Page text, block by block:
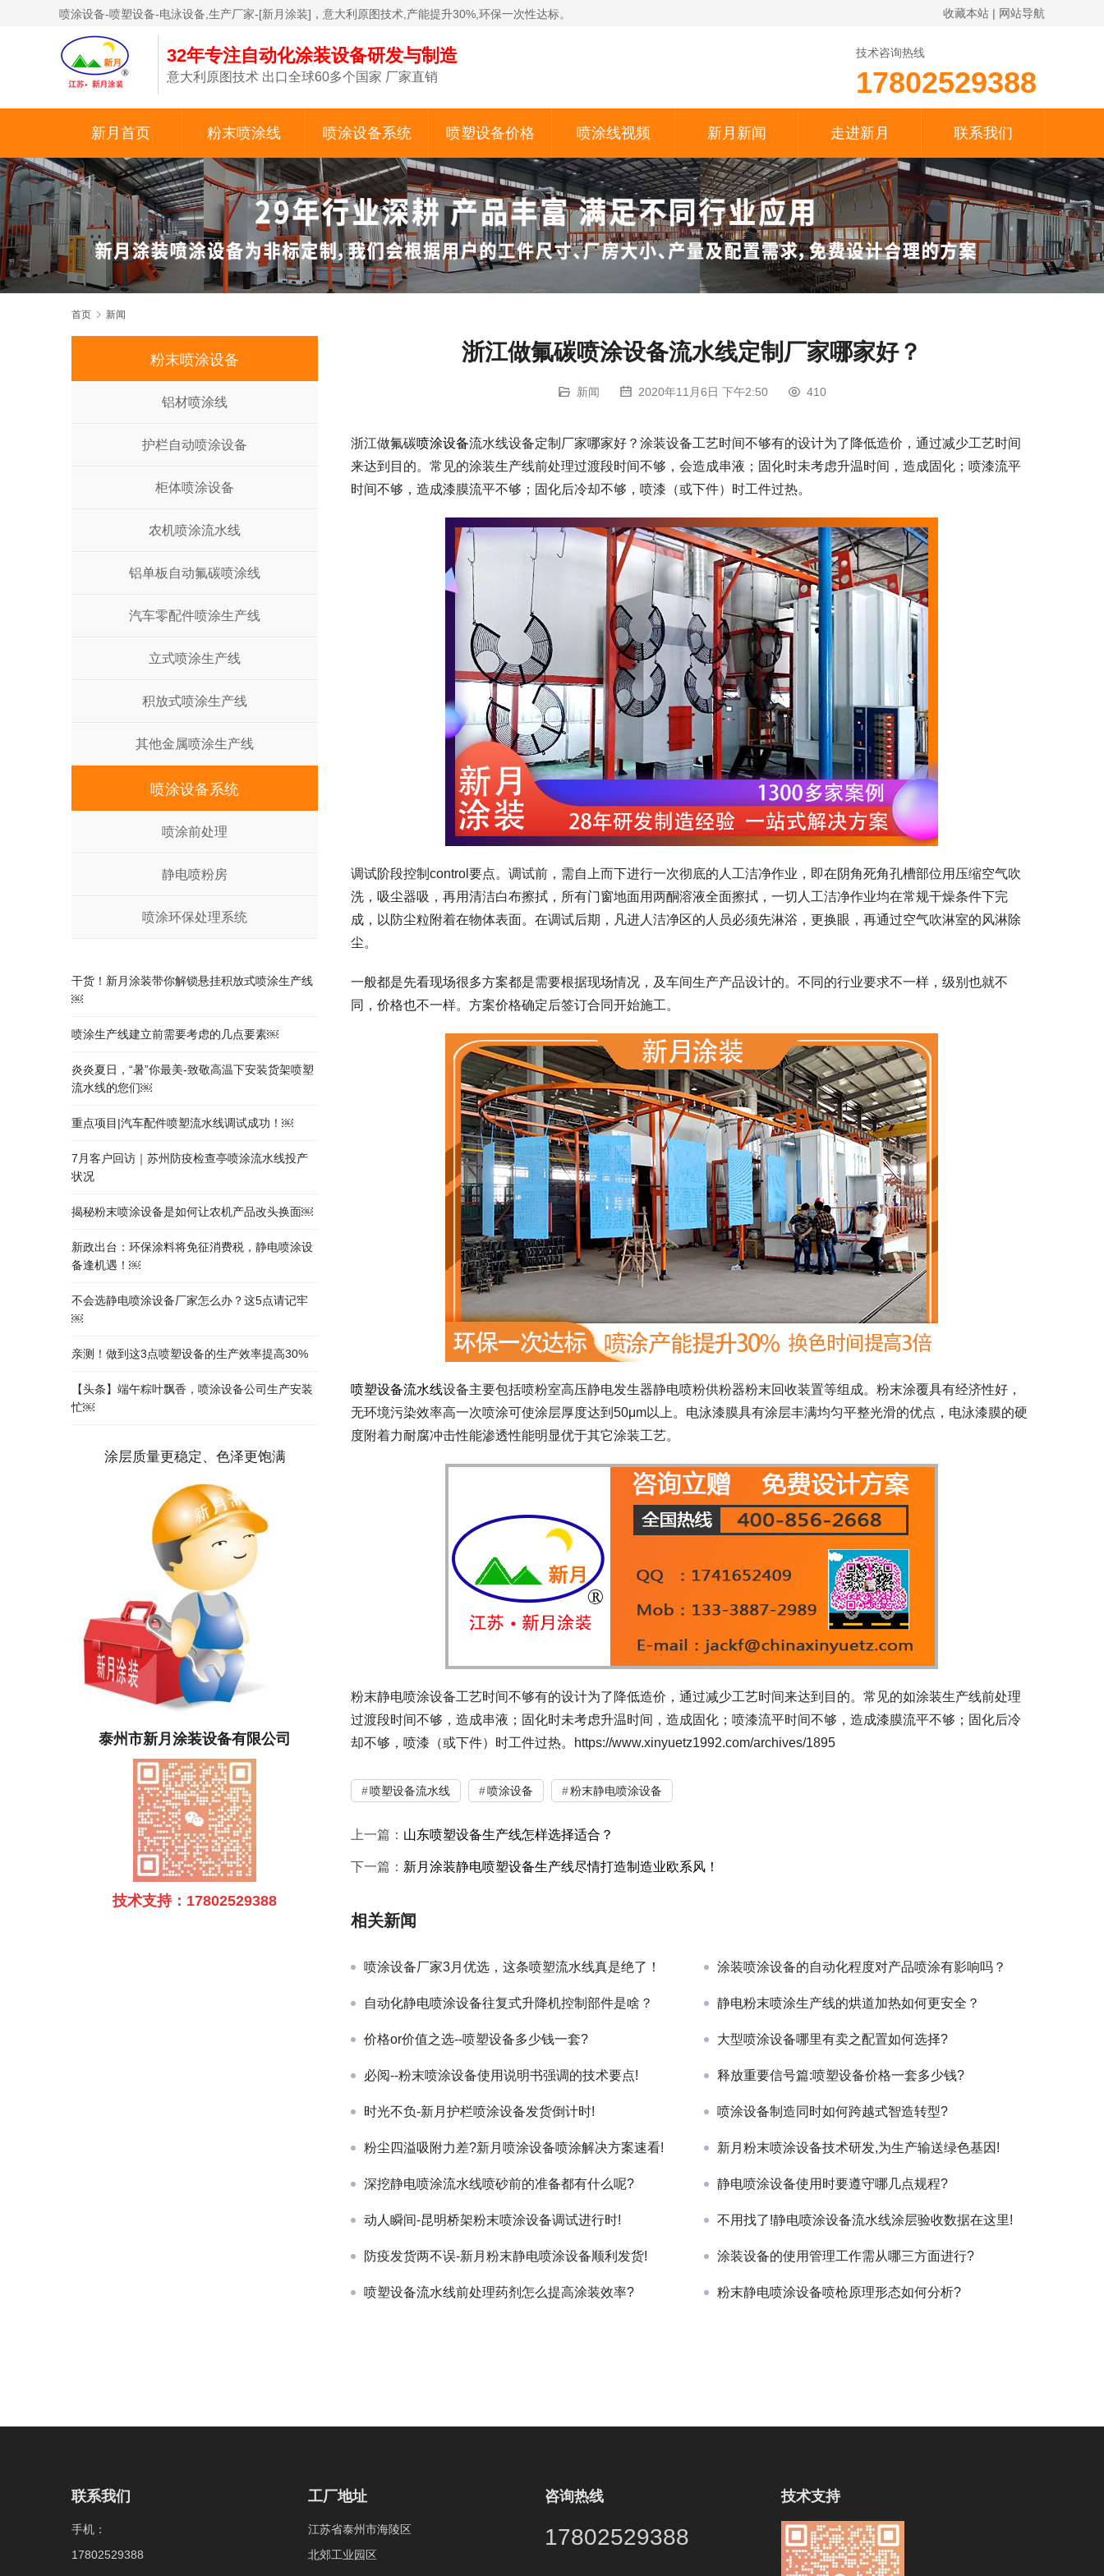
喷涂设备-喷塑设备-电泳设备,生产厂家-[新月涂装]，意大利原图技术,产能提升30%,环保一次性达标。 收藏本站 | 网站导航
32年专注自动化涂装设备研发与制造
意大利原图技术 出口全球60多个国家 厂家直销
技术咨询热线
17802529388
新月首页 粉末喷涂线 喷涂设备系统 喷塑设备价格 喷涂线视频 新月新闻 走进新月 联系我们
首页 新闻
浙江做氟碳喷涂设备流水线定制厂家哪家好？
新闻 2020年11月6日 下午2:50 410
浙江做氟碳喷涂设备流水线设备定制厂家哪家好？涂装设备工艺时间不够有的设计为了降低造价，通过减少工艺时间
来达到目的。常见的涂装生产线前处理过渡段时间不够，会造成串液；固化时未考虑升温时间，造成固化；喷漆流平
时间不够，造成漆膜流平不够；固化后冷却不够，喷漆（或下件）时工件过热。
调试阶段控制control要点。调试前，需自上而下进行一次彻底的人工洁净作业，即在阴角死角孔槽部位用压缩空气吹
洗，吸尘器吸，再用清洁白布擦拭，所有门窗地面用两酮溶液全面擦拭，一切人工洁净作业均在常规干燥条件下完
成，以防尘粒附着在物体表面。在调试后期，凡进人洁净区的人员必须先淋浴，更换眼，再通过空气吹淋室的风淋除
尘。
一般都是先看现场很多方案都是需要根据现场情况，及车间生产产品设计的。不同的行业要求不一样，级别也就不
同，价格也不一样。方案价格确定后签订合同开始施工。
喷塑设备流水线设备主要包括喷粉室高压静电发生器静电喷粉供粉器粉末回收装置等组成。粉末涂覆具有经济性好，
无环境污染效率高一次喷涂可使涂层厚度达到50μm以上。电泳漆膜具有涂层丰满均匀平整光滑的优点，电泳漆膜的硬
度附着力耐腐冲击性能渗透性能明显优于其它涂装工艺。
粉末静电喷涂设备工艺时间不够有的设计为了降低造价，通过减少工艺时间来达到目的。常见的如涂装生产线前处理
过渡段时间不够，造成串液；固化时未考虑升温时间，造成固化；喷漆流平时间不够，造成漆膜流平不够；固化后冷
却不够，喷漆（或下件）时工件过热。https://www.xinyuetz1992.com/archives/1895
喷塑设备流水线 喷涂设备 粉末静电喷涂设备
上一篇： 山东喷塑设备生产线怎样选择适合？
下一篇： 新月涂装静电喷塑设备生产线尽情打造制造业欧系风！
相关新闻
喷涂设备厂家3月优选，这条喷塑流水线真是绝了！ 涂装喷涂设备的自动化程度对产品喷涂有影响吗？
自动化静电喷涂设备往复式升降机控制部件是啥？ 静电粉末喷涂生产线的烘道加热如何更安全？
价格or价值之选--喷塑设备多少钱一套? 大型喷涂设备哪里有卖之配置如何选择?
必阅--粉末喷涂设备使用说明书强调的技术要点! 释放重要信号篇:喷塑设备价格一套多少钱?
时光不负-新月护栏喷涂设备发货倒计时! 喷涂设备制造同时如何跨越式智造转型?
粉尘四溢吸附力差?新月喷涂设备喷涂解决方案速看! 新月粉末喷涂设备技术研发,为生产输送绿色基因!
深挖静电喷涂流水线喷砂前的准备都有什么呢? 静电喷涂设备使用时要遵守哪几点规程?
动人瞬间-昆明桥架粉末喷涂设备调试进行时! 不用找了!静电喷涂设备流水线涂层验收数据在这里!
防疫发货两不误-新月粉末静电喷涂设备顺利发货! 涂装设备的使用管理工作需从哪三方面进行?
喷塑设备流水线前处理药剂怎么提高涂装效率? 粉末静电喷涂设备喷枪原理形态如何分析?
粉末喷涂设备
铝材喷涂线
护栏自动喷涂设备
柜体喷涂设备
农机喷涂流水线
铝单板自动氟碳喷涂线
汽车零配件喷涂生产线
立式喷涂生产线
积放式喷涂生产线
其他金属喷涂生产线
喷涂设备系统
喷涂前处理
静电喷粉房
喷涂环保处理系统
干货！新月涂装带你解锁悬挂积放式喷涂生产线
￼
喷涂生产线建立前需要考虑的几点要素￼
炎炎夏日，“暑”你最美-致敬高温下安装货架喷塑
流水线的您们￼
重点项目|汽车配件喷塑流水线调试成功！￼
7月客户回访｜苏州防疫检查亭喷涂流水线投产
状况
揭秘粉末喷涂设备是如何让农机产品改头换面￼
新政出台：环保涂料将免征消费税，静电喷涂设
备逢机遇！￼
不会选静电喷涂设备厂家怎么办？这5点请记牢
￼
亲测！做到这3点喷塑设备的生产效率提高30%
【头条】端午粽叶飘香，喷涂设备公司生产安装
忙￼
涂层质量更稳定、色泽更饱满
泰州市新月涂装设备有限公司
技术支持：17802529388
联系我们
手机：
17802529388
工厂地址
江苏省泰州市海陵区
北郊工业园区
咨询热线
17802529388
技术支持